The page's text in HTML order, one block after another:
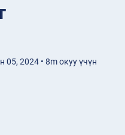
2024 • 8m окуу үчүн